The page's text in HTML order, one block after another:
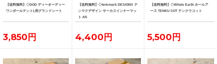
【送料無料】◇DOD ディーオーディー
ワンポールテントL用グランドシート
3,850円
【送料無料】◇tent-mark DESIGNS テ
ンマクデザイン サーカスインナーマッ
ト 4/5
4,400円
【送料無料】◇Whole Earth ホールア
ース TENKU COT テンクウコット
5,500円